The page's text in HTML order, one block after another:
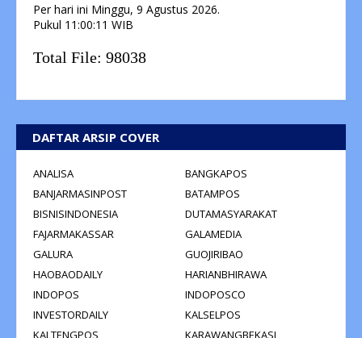
Per hari ini Minggu, 9 Agustus 2026.
Pukul 11:00:11 WIB
Total File: 98038
DAFTAR ARSIP COVER
ANALISA
BANGKAPOS
BANJARMASINPOST
BATAMPOS
BISNISINDONESIA
DUTAMASYARAKAT
FAJARMAKASSAR
GALAMEDIA
GALURA
GUOJIRIBAO
HAOBAODAILY
HARIANBHIRAWA
INDOPOS
INDOPOSCO
INVESTORDAILY
KALSELPOS
KALTENGPOS
KARAWANGBEKASI